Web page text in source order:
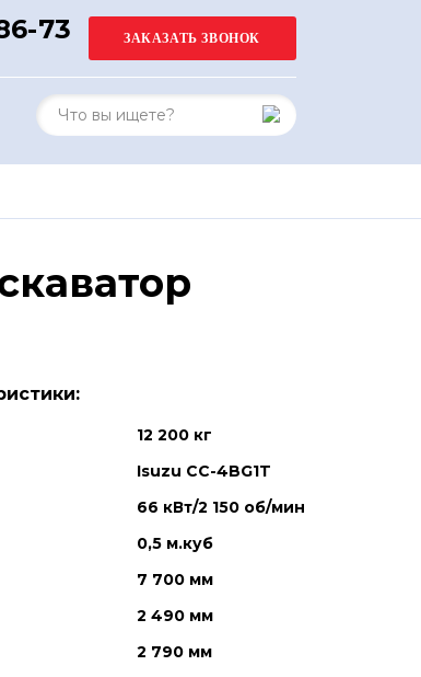
73
12 200 кг
Isuzu CC-4BG1T
66 кВт/2 150 об/мин
0,5 м.куб
7 700 мм
2 490 мм
2 790 мм